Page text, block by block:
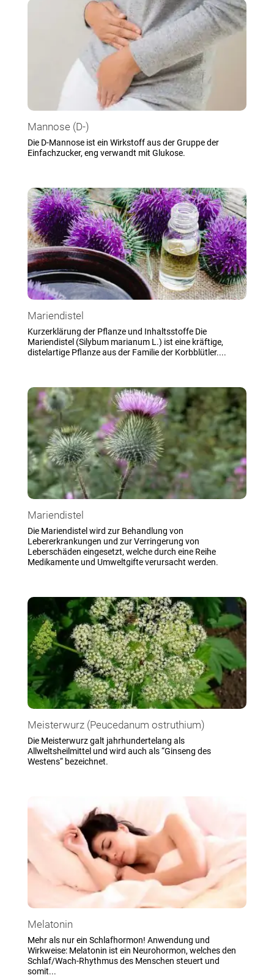
Mannose (D-)
Die D-Mannose ist ein Wirkstoff aus der Gruppe der
Einfachzucker, eng verwandt mit Glukose.
Mariendistel
Kurzerklärung der Pflanze und Inhaltsstoffe Die
Mariendistel (Silybum marianum L.) ist eine kräftige,
distelartige Pflanze aus der Familie der Korbblütler....
Mariendistel
Die Mariendistel wird zur Behandlung von
Lebererkrankungen und zur Verringerung von
Leberschäden eingesetzt, welche durch eine Reihe
Medikamente und Umweltgifte verursacht werden.
Meisterwurz (Peucedanum ostruthium)
Die Meisterwurz galt jahrhundertelang als
Allweltsheilmittel und wird auch als “Ginseng des
Westens“ bezeichnet.
Melatonin
Mehr als nur ein Schlafhormon! Anwendung und
Wirkweise: Melatonin ist ein Neurohormon, welches den
Schlaf/Wach-Rhythmus des Menschen steuert und
somit...